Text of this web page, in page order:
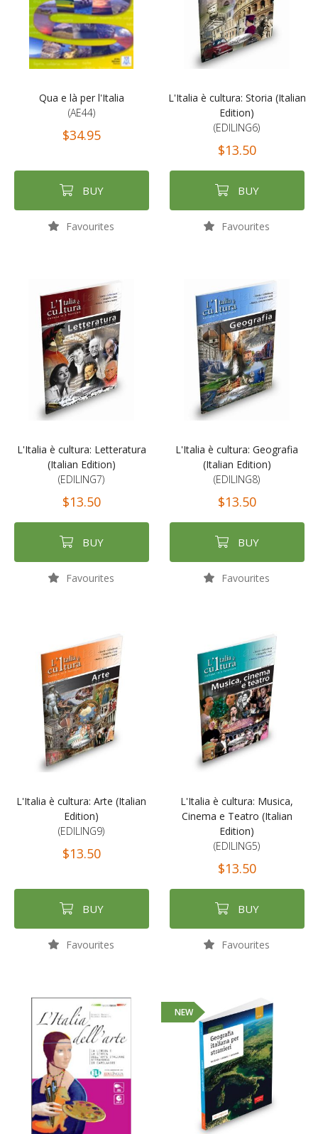
Qua e là per l'Italia
(AE44)
$34.95
BUY
Favourites
L'Italia è cultura: Storia (Italian
Edition)
(EDILING6)
$13.50
BUY
Favourites
L'Italia è cultura: Letteratura
(Italian Edition)
(EDILING7)
$13.50
BUY
Favourites
L'Italia è cultura: Geografia
(Italian Edition)
(EDILING8)
$13.50
BUY
Favourites
L'Italia è cultura: Arte (Italian
Edition)
(EDILING9)
$13.50
BUY
Favourites
L'Italia è cultura: Musica,
Cinema e Teatro (Italian
Edition)
(EDILING5)
$13.50
BUY
Favourites
NEW